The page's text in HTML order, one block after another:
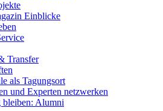
Einblicke
Transfer
als Tagungsort
und Experten netzwerken
bleiben: Alumni